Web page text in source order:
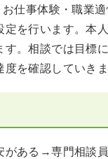
仕事体験・職業
定を行います。本
す。相談では目標
を確認していきま
がある→専門相談